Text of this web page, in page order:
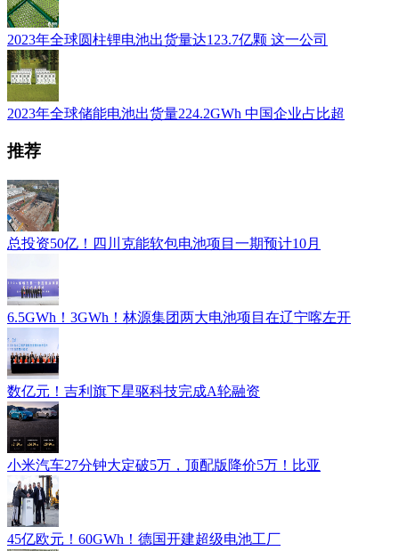
2023年全球圆柱锂电池出货量达123.7亿颗 这一公司
2023年全球储能电池出货量224.2GWh 中国企业占比超
推荐
总投资50亿！四川克能软包电池项目一期预计10月
6.5GWh！3GWh！林源集团两大电池项目在辽宁喀左开
数亿元！吉利旗下星驱科技完成A轮融资
小米汽车27分钟大定破5万，顶配版降价5万！比亚
45亿欧元！60GWh！德国开建超级电池工厂